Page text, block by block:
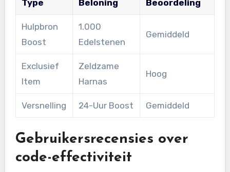
Type
Beloning
Beoordeling
Hulpbron
Boost
1.000
Edelstenen
Gemiddeld
Exclusief
Item
Zeldzame
Harnas
Hoog
Versnelling 24-Uur Boost Gemiddeld
Gebruikersrecensies over
code-effectiviteit